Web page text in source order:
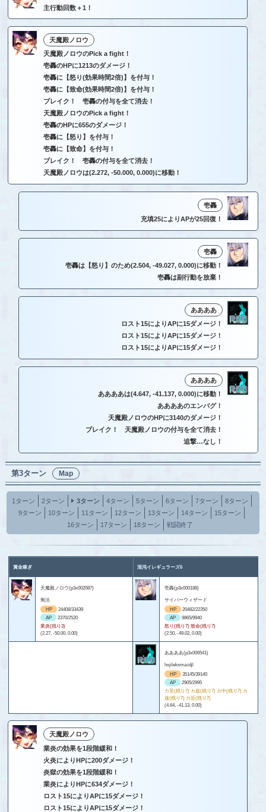
主行動回数＋1！
天魔殿ノロウ
天魔殿ノロウのPick a fight！
壱轟のHPに1213のダメージ！
壱轟に【怒り(効果時間2倍)】を付与！
壱轟に【致命(効果時間2倍)】を付与！
ブレイク！ 壱轟の付与を全て消去！
天魔殿ノロウのPick a fight！
壱轟のHPに655のダメージ！
壱轟に【怒り】を付与！
壱轟に【致命】を付与！
ブレイク！ 壱轟の付与を全て消去！
天魔殿ノロウは(2.272, -50.000, 0.000)に移動！
壱轟
充填25によりAPが25回復！
壱轟
壱轟は【怒り】のため(2.504, -49.027, 0.000)に移動！
壱轟は副行動を放棄！
ああああ
ロスト15によりAPに15ダメージ！
ロスト15によりAPに15ダメージ！
ロスト15によりAPに15ダメージ！
ああああ
ああああは(4.647, -41.137, 0.000)に移動！
ああああのエンバグ！
天魔殿ノロウのHPに3140のダメージ！
ブレイク！ 天魔殿ノロウの付与を全て消去！
追撃…なし！
第3ターン Map
1ターン 2ターン 3ターン 4ターン 5ターン 6ターン 7ターン
8ターン
9ターン
10ターン 11ターン 12ターン 13ターン 14ターン
15ターン
16ターン
17ターン 18ターン 戦闘終了
賞金稼ぎ 混沌イレギュラーズ6
天魔殿ノロウ(p3x002087)
無法
HP
24408/33439
AP
2370/2520
業炎(残り3)
(2.27, -50.00, 0.00)
壱轟(p3x000188)
サイバーウィザード
HP
20482/22350
AP
9865/9940
怒り(残り7) 致命(残り7)
(2.50, -49.02, 0.00)
ああああ(p3x006541)
hxjileksma;idjl
HP
35145/39140
AP
2905/2995
カ至(残り7) カ超(残り7) カ中(残り7) カ
遠(残り7) カ近(残り7)
(4.64, -41.13, 0.00)
天魔殿ノロウ
業炎の効果を1段階緩和！
火炎によりHPに200ダメージ！
炎獄の効果を1段階緩和！
業炎によりHPに634ダメージ！
ロスト15によりAPに15ダメージ！
ロスト15によりAPに15ダメージ！